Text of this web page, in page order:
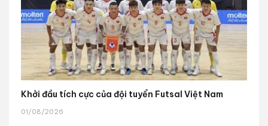
Khởi đầu tích cực của đội tuyển Futsal Việt Nam
01/08/2026